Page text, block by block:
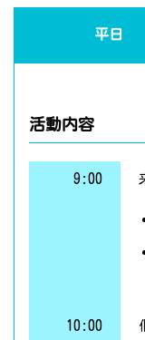
平日
活動内容
9:00
10:00